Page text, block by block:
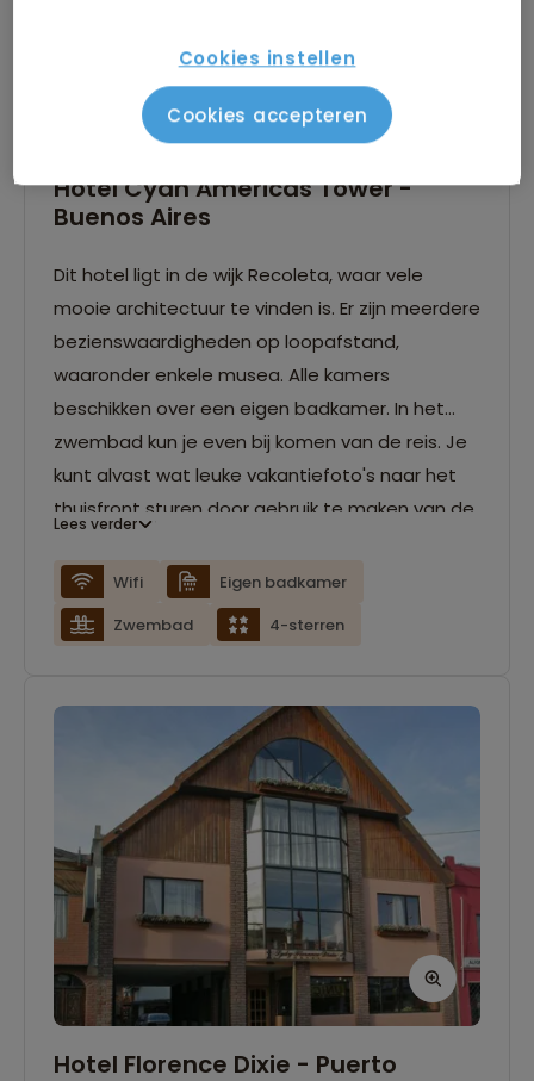
Hotel Cyan Americas Tower -
Buenos Aires
Dit hotel ligt in de wijk Recoleta, waar vele
mooie architectuur te vinden is. Er zijn meerdere
bezienswaardigheden op loopafstand,
waaronder enkele musea. Alle kamers
beschikken over een eigen badkamer. In het
zwembad kun je even bij komen van de reis. Je
kunt alvast wat leuke vakantiefoto's naar het
thuisfront sturen door gebruik te maken van de
Lees verder
Wifi
Eigen badkamer
Zwembad
4-sterren
Hotel Florence Dixie - Puerto
Cookies instellen
Cookies accepteren